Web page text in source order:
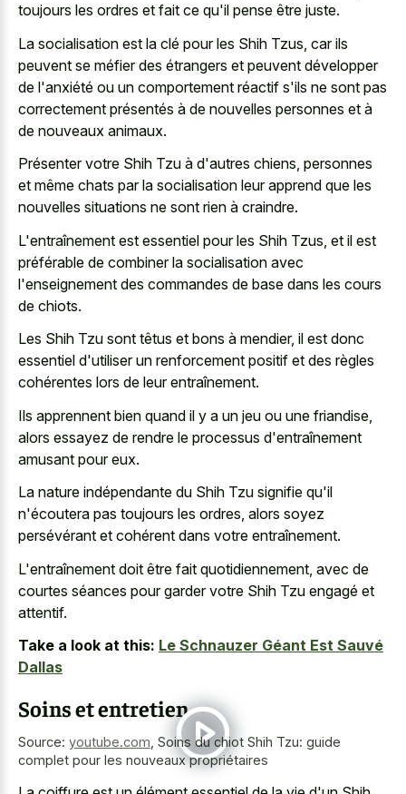
toujours les ordres et fait ce qu'il pense être juste.
La socialisation est la clé pour les Shih Tzus, car ils
peuvent se méfier des étrangers et peuvent développer
de l'anxiété ou un comportement réactif s'ils ne sont pas
correctement présentés à de nouvelles personnes et à
de nouveaux animaux.
Présenter votre Shih Tzu à d'autres chiens, personnes
et même chats par la socialisation leur apprend que les
nouvelles situations ne sont rien à craindre.
L'entraînement est essentiel pour les Shih Tzus, et il est
préférable de combiner la socialisation avec
l'enseignement des commandes de base dans les cours
de chiots.
Les Shih Tzu sont têtus et bons à mendier, il est donc
essentiel d'utiliser un renforcement positif et des règles
cohérentes lors de leur entraînement.
Ils apprennent bien quand il y a un jeu ou une friandise,
alors essayez de rendre le processus d'entraînement
amusant pour eux.
La nature indépendante du Shih Tzu signifie qu'il
n'écoutera pas toujours les ordres, alors soyez
persévérant et cohérent dans votre entraînement.
L'entraînement doit être fait quotidiennement, avec de
courtes séances pour garder votre Shih Tzu engagé et
attentif.
Take a look at this: Le Schnauzer Géant Est Sauvé
Dallas
Soins et entretien
Source: youtube.com Soins du chiot Shih Tzu: guide
complet pour les nouveaux propriétaires